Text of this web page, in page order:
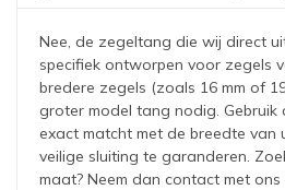
Nee, de zegeltang die wij direct
specifiek ontworpen voor zegels
bredere zegels (zoals 16 mm of
groter model tang nodig. Gebruik
exact matcht met de breedte van
veilige sluiting te garanderen.
maat? Neem dan contact met